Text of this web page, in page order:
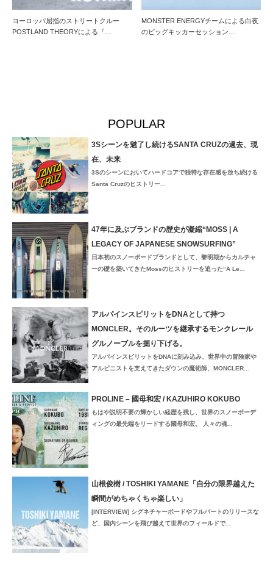
ヨーロッパ屈指のストリートクルー
POSTLAND THEORYによる『…
MONSTER ENERGYチームによる白夜
のビッグキッカーセッション…
POPULAR
3Sシーンを魅了し続けるSANTA CRUZの過去、現
在、未来
3Sのシーンにおいてハードコアで独特な存在感を放ち続ける
Santa Cruzのヒストリー...
47年に及ぶブランドの歴史が凝縮“MOSS | A
LEGACY OF JAPANESE SNOWSURFING”
日本初のスノーボードブランドとして、黎明期からカルチャ
ーの礎を築いてきたMossのヒストリーを追った“A Le...
アルパインスピリットをDNAとして持つ
MONCLER。そのルーツを継承するモンクレール
グルノーブルを掘り下げる。
アルパインスピリットをDNAに刻み込み、世界中の冒険家や
アルピニストを支えてきたダウンの魔術師、MONCLER...
PROLINE – 國母和宏 / KAZUHIRO KOKUBO
もはや説明不要の輝かしい経歴を残し、世界のスノーボーデ
ィングの最先端をリードする國母和宏。 人々の魂...
山根俊樹 / TOSHIKI YAMANE「自分の限界越えた
瞬間がめちゃくちゃ楽しい」
[INTERVIEW] シグネチャーボードやフルパートのリリースな
ど、国内シーンを飛び越えて世界のフィールドで...